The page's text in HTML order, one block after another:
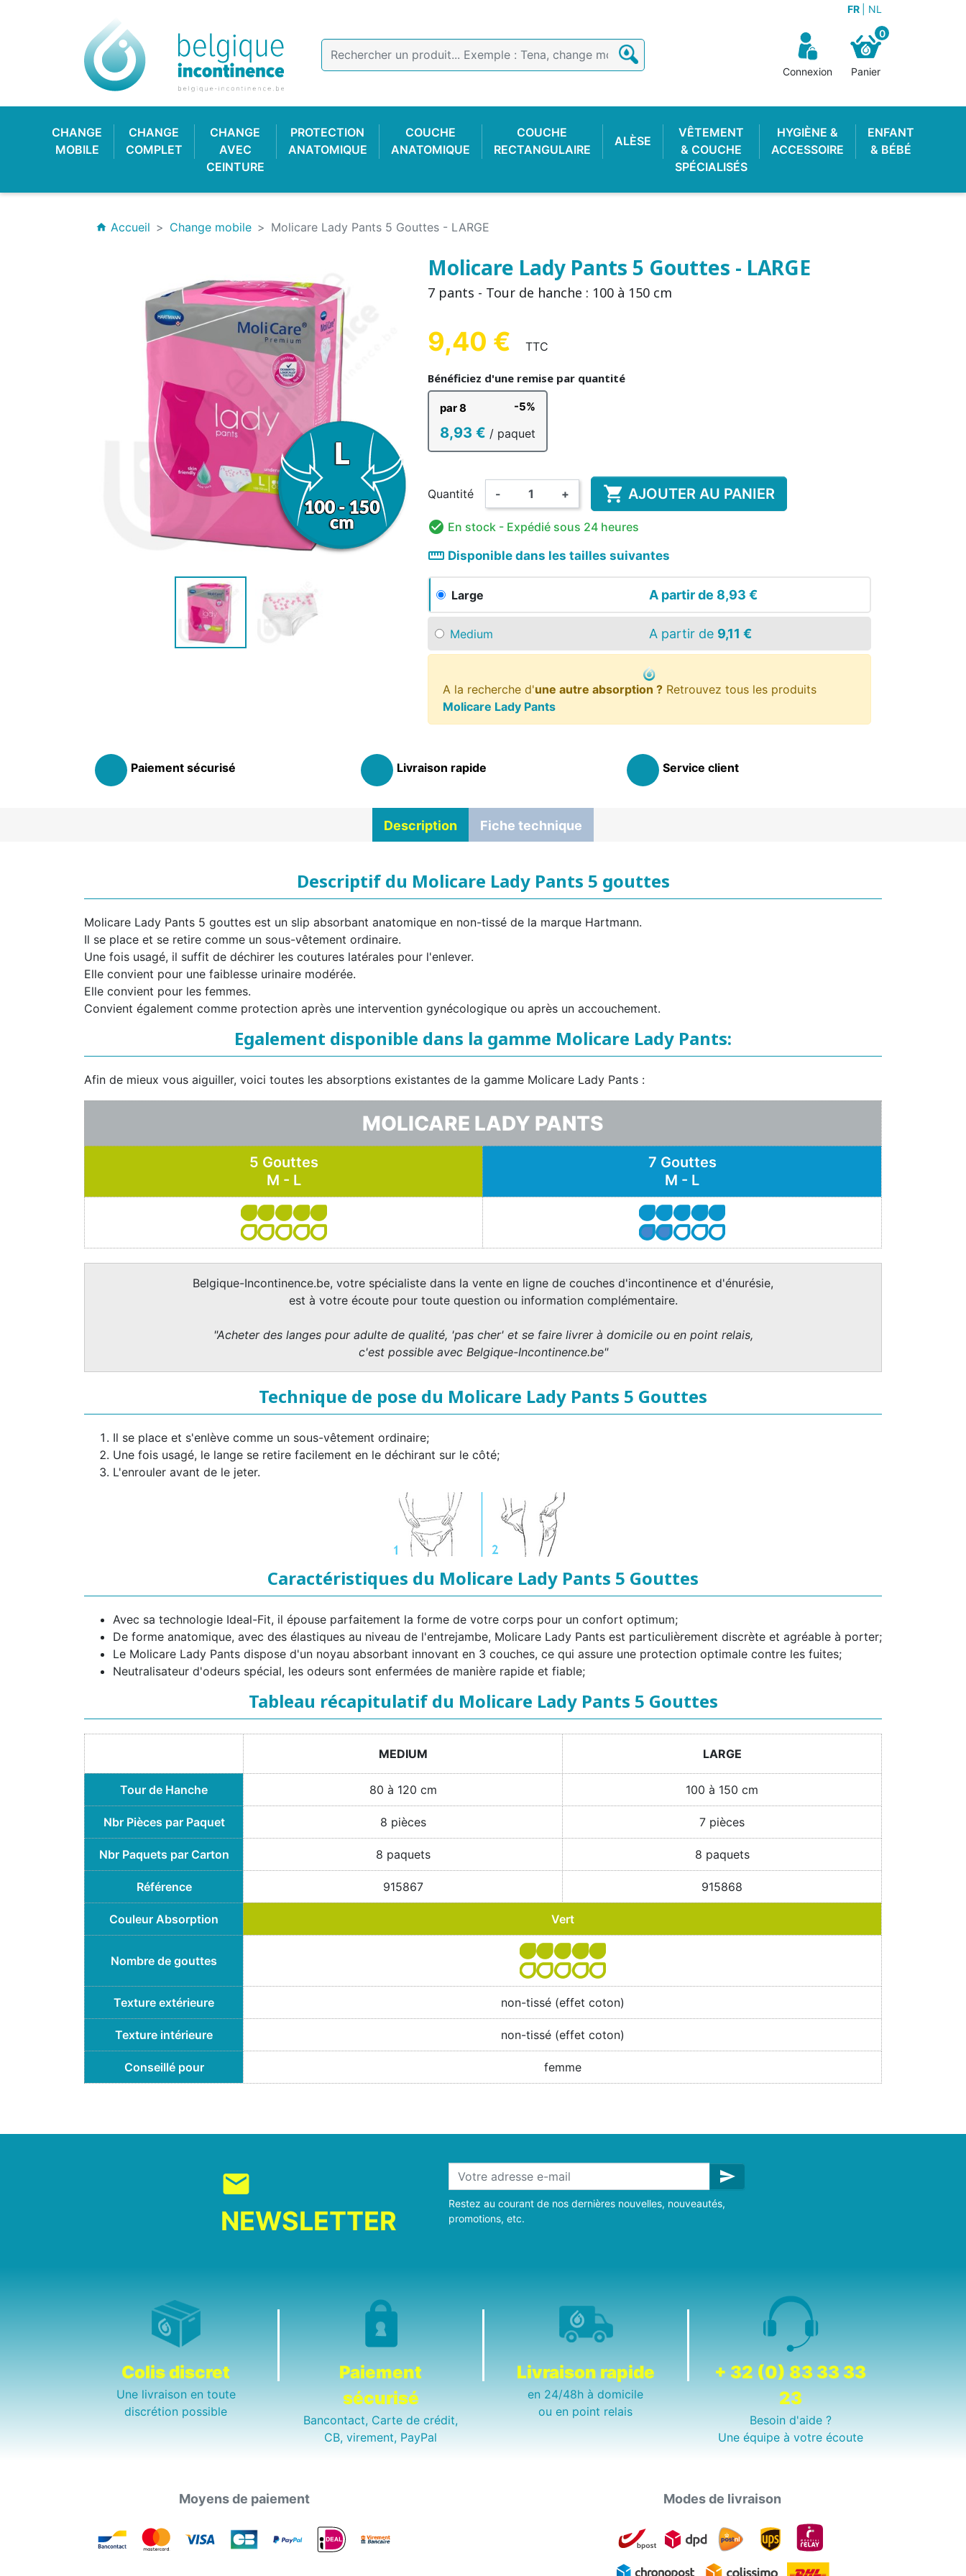
FR NL
Connexion
0
Panier
CHANGE
MOBILE
CHANGE
COMPLET
CHANGE
AVEC
CEINTURE
PROTECTION
ANATOMIQUE
PROTECTION
ANATOMIQUE FEMME
PROTECTION
ANATOMIQUE HOMME
COUCHE
ANATOMIQUE
COUCHE
RECTANGULAIRE
ALÈSE
VÊTEMENT
& COUCHE
SPÉCIALISÉS
CULOTTE PLASTIQUE CULOTTE COTON
MAILLOT DE BAIN PYJAMA BODY
HYGIÈNE &
ACCESSOIRE
HYGIÈNE & SOIN BAVOIR
AIDE À LA CONTINENCE
DÉTACHANT &
DÉSODORISANT
DÉSINFECTION MAINS ET
SURFACES
ENFANT
& BÉBÉ
CHANGE CLASSIQUE CHANGE FACILE
ENFANT
LANGE PISCINE ENFANT MAILLOT DE BAIN ENFANT
COUCHE LAVABLE
HYGIÈNE & SOIN ENFANT
home Accueil Change mobile Molicare Lady Pants 5 Gouttes - LARGE
Molicare Lady Pants 5 Gouttes - LARGE
7 pants - Tour de hanche : 100 à 150 cm
9,40 € TTC
Bénéficiez d'une remise par quantité
par 8 -5%
8,93 € / paquet
Quantité - +  AJOUTER AU PANIER
 En stock - Expédié sous 24 heures
straighten Disponible dans les tailles suivantes
Large A partir de 8,93 €
Medium A partir de 9,11 €
A la recherche d'une autre absorption ?Retrouvez tous les produits
Molicare Lady Pants
Paiement sécurisé Livraison rapide Service client
Description Fiche technique
Descriptif du Molicare Lady Pants 5 gouttes
Molicare Lady Pants 5 gouttes est un slip absorbant anatomique en non-tissé de la marque Hartmann.
Il se place et se retire comme un sous-vêtement ordinaire.
Une fois usagé, il suffit de déchirer les coutures latérales pour l'enlever.
Elle convient pour une faiblesse urinaire modérée.
Elle convient pour les femmes.
Convient également comme protection après une intervention gynécologique ou après un accouchement.
Egalement disponible dans la gamme Molicare Lady Pants:
Afin de mieux vous aiguiller, voici toutes les absorptions existantes de la gamme Molicare Lady Pants :
MOLICARE LADY PANTS
5 Gouttes
M - L
7 Gouttes
M - L
Belgique-Incontinence.be, votre spécialiste dans la vente en ligne de couches d'incontinence et d'énurésie,
est à votre écoute pour toute question ou information complémentaire.
"Acheter des langes pour adulte de qualité, 'pas cher' et se faire livrer à domicile ou en point relais,
c'est possible avec Belgique-Incontinence.be"
Technique de pose du Molicare Lady Pants 5 Gouttes
Il se place et s'enlève comme un sous-vêtement ordinaire;
Une fois usagé, le lange se retire facilement en le déchirant sur le côté;
L'enrouler avant de le jeter.
Caractéristiques du Molicare Lady Pants 5 Gouttes
Avec sa technologie Ideal-Fit, il épouse parfaitement la forme de votre corps pour un confort optimum;
De forme anatomique, avec des élastiques au niveau de l'entrejambe, Molicare Lady Pants est particulièrement discrète et agréable à porter;
Le Molicare Lady Pants dispose d'un noyau absorbant innovant en 3 couches, ce qui assure une protection optimale contre les fuites;
Neutralisateur d'odeurs spécial, les odeurs sont enfermées de manière rapide et fiable;
Tableau récapitulatif du Molicare Lady Pants 5 Gouttes
MEDIUM LARGE
Tour de Hanche 80 à 120 cm 100 à 150 cm
Nbr Pièces par Paquet 8 pièces 7 pièces
Nbr Paquets par Carton 8 paquets 8 paquets
Référence 915867 915868
Couleur Absorption Vert
Nombre de gouttes
Texture extérieure non-tissé (effet coton)
Texture intérieure non-tissé (effet coton)
Conseillé pour femme
mail
NEWSLETTER
send
Restez au courant de nos dernières nouvelles, nouveautés,
promotions, etc.
Colis discret
Une livraison en toute
discrétion possible
Paiement
sécurisé
Bancontact, Carte de crédit,
CB, virement, PayPal
Livraison rapide
en 24/48h à domicile
ou en point relais
+ 32 (0) 83 33 33
23
Besoin d'aide ?
Une équipe à votre écoute
Moyens de paiement Modes de livraison